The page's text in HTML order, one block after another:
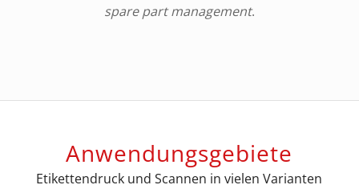
spare part management.
Anwendungsgebiete
Etikettendruck und Scannen in vielen Varianten